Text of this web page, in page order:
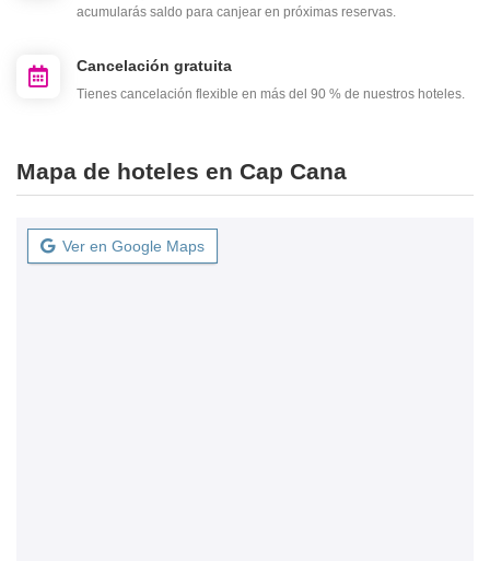
acumularás saldo para canjear en próximas reservas.
Cancelación gratuita
Tienes cancelación flexible en más del 90 % de nuestros hoteles.
Mapa de hoteles en Cap Cana
Ver en Google Maps